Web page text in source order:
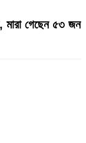
গেছেন ৫৩ জন